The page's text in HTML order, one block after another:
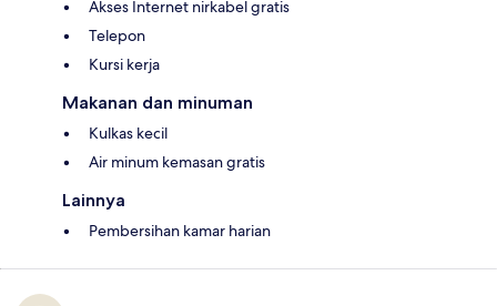
Akses Internet nirkabel gratis
Telepon
Kursi kerja
Makanan dan minuman
Kulkas kecil
Air minum kemasan gratis
Lainnya
Pembersihan kamar harian